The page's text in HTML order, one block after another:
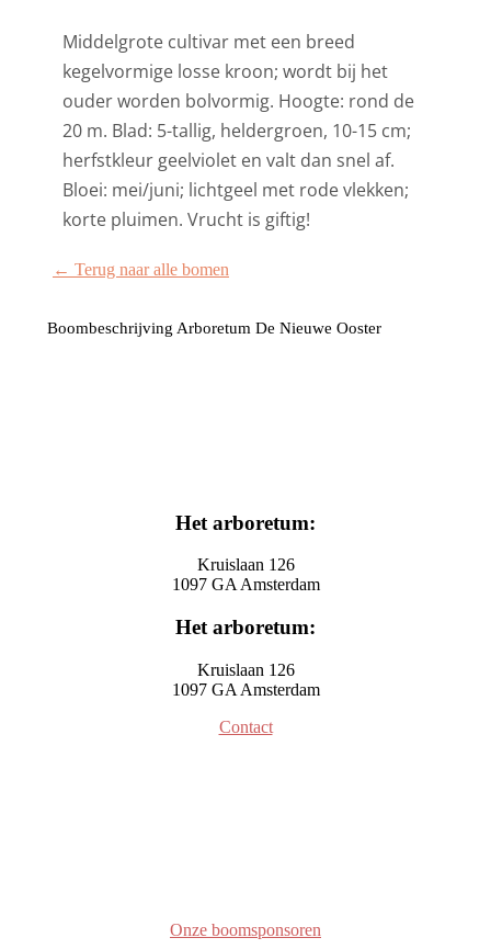
Middelgrote cultivar met een breed
kegelvormige losse kroon; wordt bij het
ouder worden bolvormig. Hoogte: rond de
20 m. Blad: 5-tallig, heldergroen, 10-15 cm;
herfstkleur geelviolet en valt dan snel af.
Bloei: mei/juni; lichtgeel met rode vlekken;
korte pluimen. Vrucht is giftig!
← Terug naar alle bomen
Boombeschrijving Arboretum De Nieuwe Ooster
Het arboretum:
Kruislaan 126
1097 GA Amsterdam
Het arboretum:
Kruislaan 126
1097 GA Amsterdam
Contact
Onze boomsponsoren